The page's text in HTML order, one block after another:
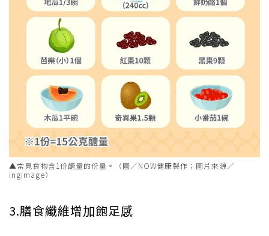
▲常見食物含1份醣量的份量。（圖／NOW健康製作；圖片來源／
ingimage）
3.膳食纖維增加飽足感